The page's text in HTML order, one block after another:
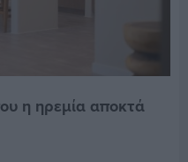
η ηρεμία αποκτά